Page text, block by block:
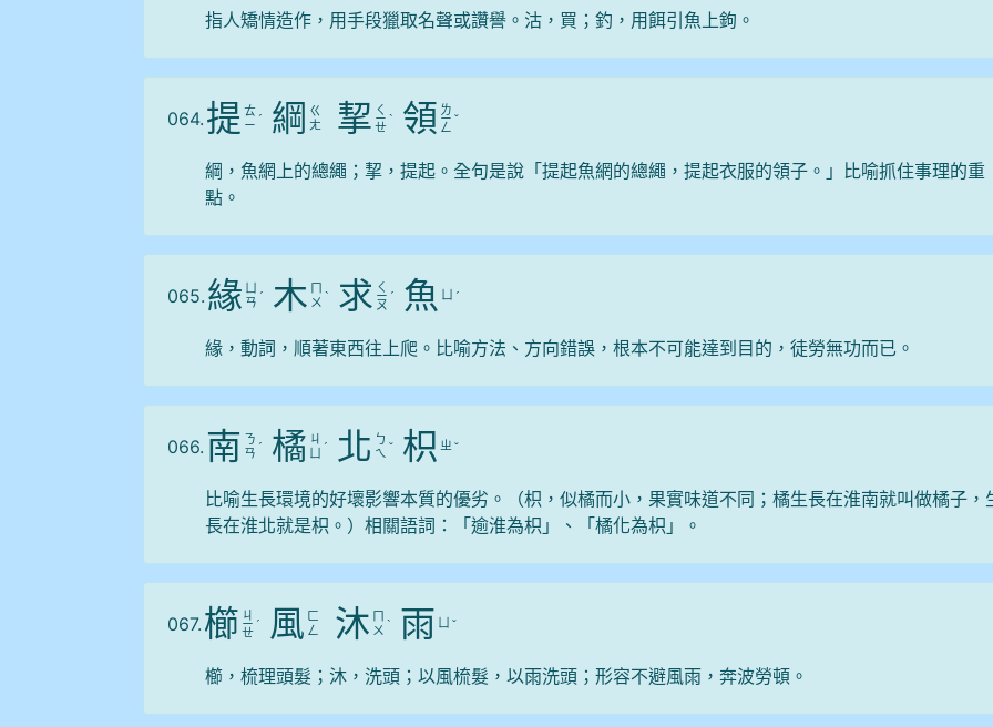
指人矯情造作，用手段獵取名聲或讚譽。沽，買；釣，用餌引魚上鉤。
064. 提 ㄊ
ㄧ ˊ 綱 ㄍ
ㄤ
挈 ㄑ
ㄧ
ㄝ
ˋ 領 ㄌ
ㄧ
ㄥ
ˇ
綱，魚網上的總繩；挈，提起。全句是說「提起魚網的總繩，提起衣服的領子。」比喻抓住事理的重
點。
065. 緣 ㄢ ˊ 木 ㄇ
ㄨ ˋ 求 ㄑ
ㄧ
ㄡ
ˊ 魚 ˊ
緣，動詞，順著東西往上爬。比喻方法、方向錯誤，根本不可能達到目的，徒勞無功而已。
066. 南 ㄋ
ㄢ ˊ 橘 ㄐ
ˊ 北 ㄅ
ㄟ ˇ 枳 ㄓ ˇ
比喻生長環境的好壞影響本質的優劣。（枳，似橘而小，果實味道不同；橘生長在淮南就叫做橘子，
長在淮北就是枳。）相關語詞：「逾淮為枳」、「橘化為枳」。
067. 櫛 ㄐ
ㄧ
ㄝ
ˊ 風 ㄈ
ㄥ
沐 ㄇ
ㄨ ˋ 雨 ˇ
櫛，梳理頭髮；沐，洗頭；以風梳髮，以雨洗頭；形容不避風雨，奔波勞頓。